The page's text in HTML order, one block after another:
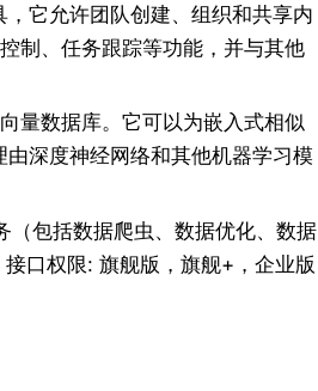
它允许团队创建、组织和共享内
制、任务跟踪等功能，并与其他
量数据库。它可以为嵌入式相似
深度神经网络和其他机器学习模
（包括数据爬虫、数据优化、数据
口权限: 旗舰版，旗舰+，企业版